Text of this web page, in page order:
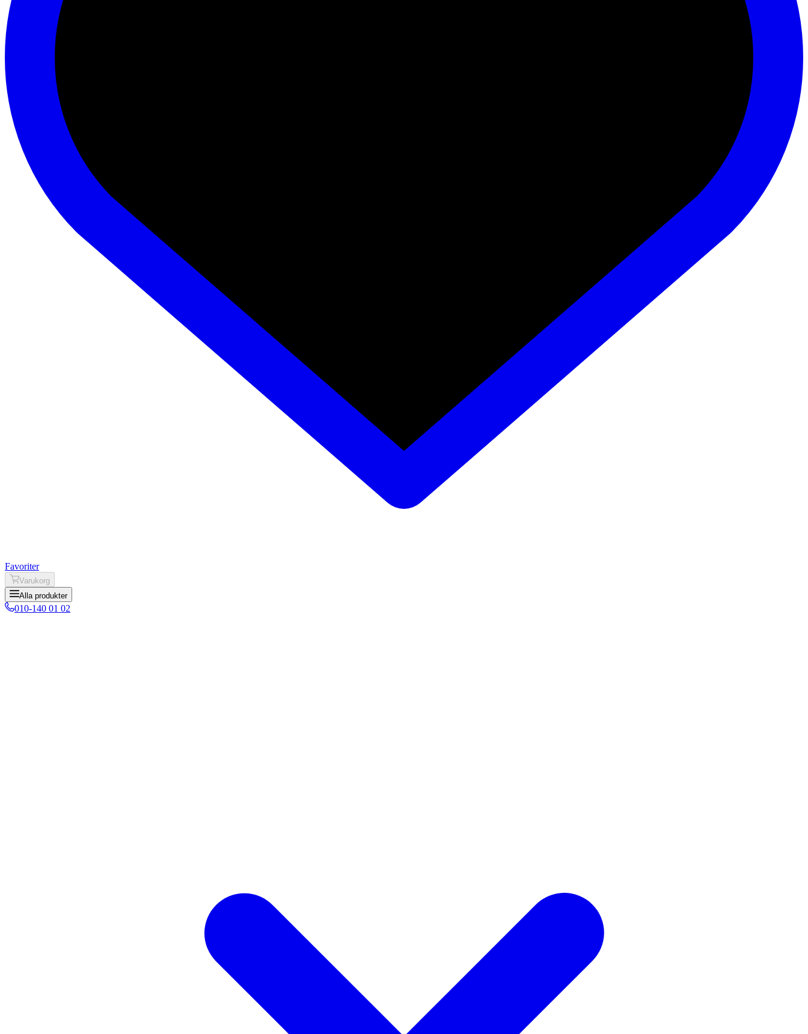
Favoriter
Varukorg
Alla produkter
010-140 01 02